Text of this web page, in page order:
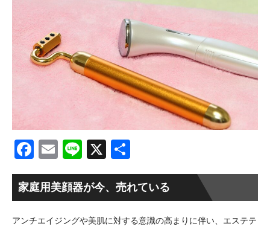
Facebook
EmailLine
X
有
家庭用美顔器が今、売れている
アンチエイジングや美肌に対する意識の高まりに伴い、エステテ